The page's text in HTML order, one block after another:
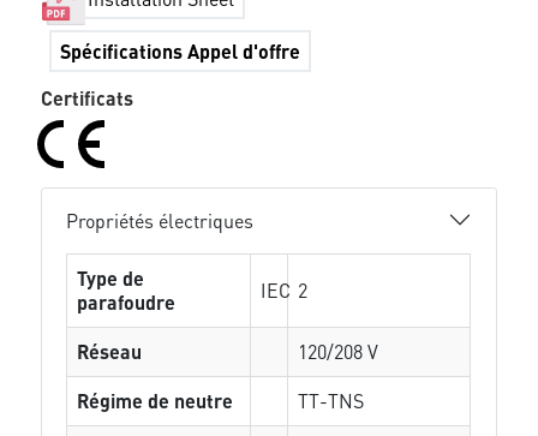
Spécifications Appel d'offre
Certificats
Propriétés électriques
Type de
parafoudre
IEC 2
Réseau
120/208 V
Régime de neutre
TT-TNS